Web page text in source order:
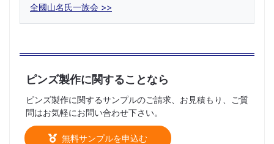
全國山名氏一族会
ピンズ製作に関することなら
ピンズ製作に関するサンプルのご請求、お見積もり、ご質
問はお気軽にお問い合わせ下さい。
無料サンプルを申込む